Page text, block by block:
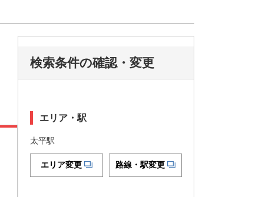
検索条件の確認・変更
エリア・駅
太平駅
エリア変更 路線・駅変更